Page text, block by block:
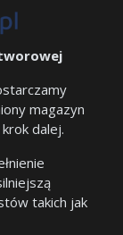
magazyn
dalej.
takich jak